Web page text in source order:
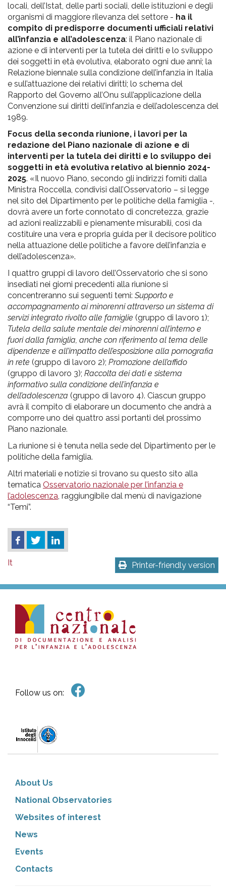
locali, dell’Istat, delle parti sociali, delle istituzioni e degli
organismi di maggiore rilevanza del settore - ha il
compito di predisporre documenti ufficiali relativi
all’infanzia e all’adolescenza: il Piano nazionale di
azione e di interventi per la tutela dei diritti e lo sviluppo
dei soggetti in età evolutiva, elaborato ogni due anni; la
Relazione biennale sulla condizione dell’infanzia in Italia
e sull’attuazione dei relativi diritti; lo schema del
Rapporto del Governo all’Onu sull’applicazione della
Convenzione sui diritti dell’infanzia e dell’adolescenza del
1989.
Focus della seconda riunione, i lavori per la
redazione del Piano nazionale di azione e di
interventi per la tutela dei diritti e lo sviluppo dei
soggetti in età evolutiva relativo al biennio 2024-
2025. «Il nuovo Piano, secondo gli indirizzi forniti dalla
Ministra Roccella, condivisi dall’Osservatorio – si legge
nel sito del Dipartimento per le politiche della famiglia -,
dovrà avere un forte connotato di concretezza, grazie
ad azioni realizzabili e pienamente misurabili, così da
costituire una vera e propria guida per il decisore politico
nella attuazione delle politiche a favore dell’infanzia e
dell’adolescenza».
I quattro gruppi di lavoro dell’Osservatorio che si sono
insediati nei giorni precedenti alla riunione si
concentreranno sui seguenti temi: Supporto e
accompagnamento ai minorenni attraverso un sistema di
servizi integrato rivolto alle famiglie (gruppo di lavoro 1);
Tutela della salute mentale dei minorenni all’interno e
fuori dalla famiglia, anche con riferimento al tema delle
dipendenze e all’impatto dell’esposizione alla pornografia
in rete (gruppo di lavoro 2); Promozione dell’affido
(gruppo di lavoro 3); Raccolta dei dati e sistema
informativo sulla condizione dell’infanzia e
dell’adolescenza (gruppo di lavoro 4). Ciascun gruppo
avrà il compito di elaborare un documento che andrà a
comporre uno dei quattro assi portanti del prossimo
Piano nazionale.
La riunione si è tenuta nella sede del Dipartimento per le
politiche della famiglia.
Altri materiali e notizie si trovano su questo sito alla
tematica Osservatorio nazionale per l’infanzia e
l’adolescenza , raggiungibile dal menù di navigazione
“Temi”.
Printer-friendly version
It
Follow us on:
About Us
National Observatories
Websites of interest
News
Events
Contacts